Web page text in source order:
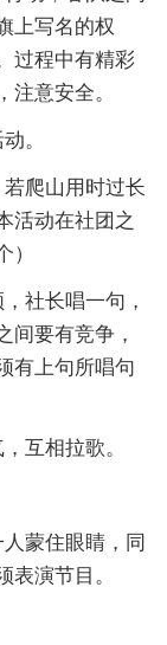
上写名的权
过程中有精彩
注意安全。
。
爬山用时过长
活动在社团之
）
社长唱一句，
间要有竞争，
有上句所唱句
互相拉歌。
蒙住眼睛，同
表演节目。